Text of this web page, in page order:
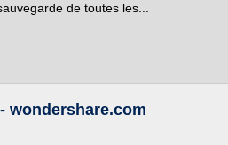
de toutes les...
wondershare.com